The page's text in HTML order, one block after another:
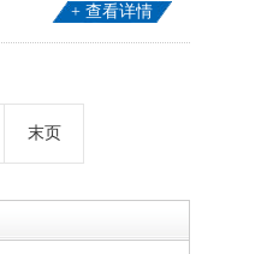
+ 查看详情
末页